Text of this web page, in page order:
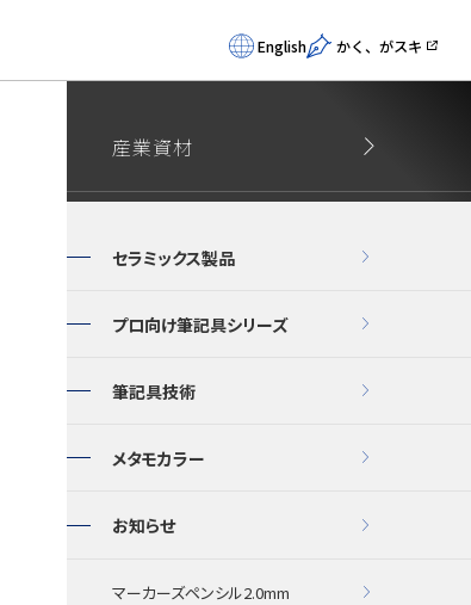
English かく、がスキ
産業資材
セラミックス製品
プロ向け筆記具シリーズ
筆記具技術
メタモカラー
お知らせ
マーカーズペンシル2.0mm